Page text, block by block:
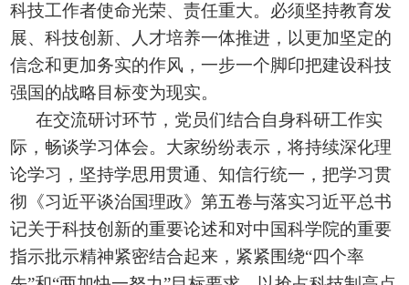
科技工作者使命光荣、责任重大。必须坚持教育发
展、科技创新、人才培养一体推进，以更加坚定的
信念和更加务实的作风，一步一个脚印把建设科技
强国的战略目标变为现实。
在交流研讨环节，党员们结合自身科研工作实
际，畅谈学习体会。大家纷纷表示，将持续深化理
论学习，坚持学思用贯通、知信行统一，把学习贯
彻《习近平谈治国理政》第五卷与落实习近平总书
记关于科技创新的重要论述和对中国科学院的重要
指示批示精神紧密结合起来，紧紧围绕“四个率